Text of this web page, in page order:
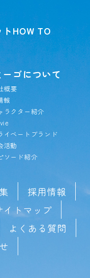
トHOW TO
ーゴについて
概要
報
ラクター紹介
イベートブランド
活動
ソード紹介
採用情報
イトマップ
よくある質問